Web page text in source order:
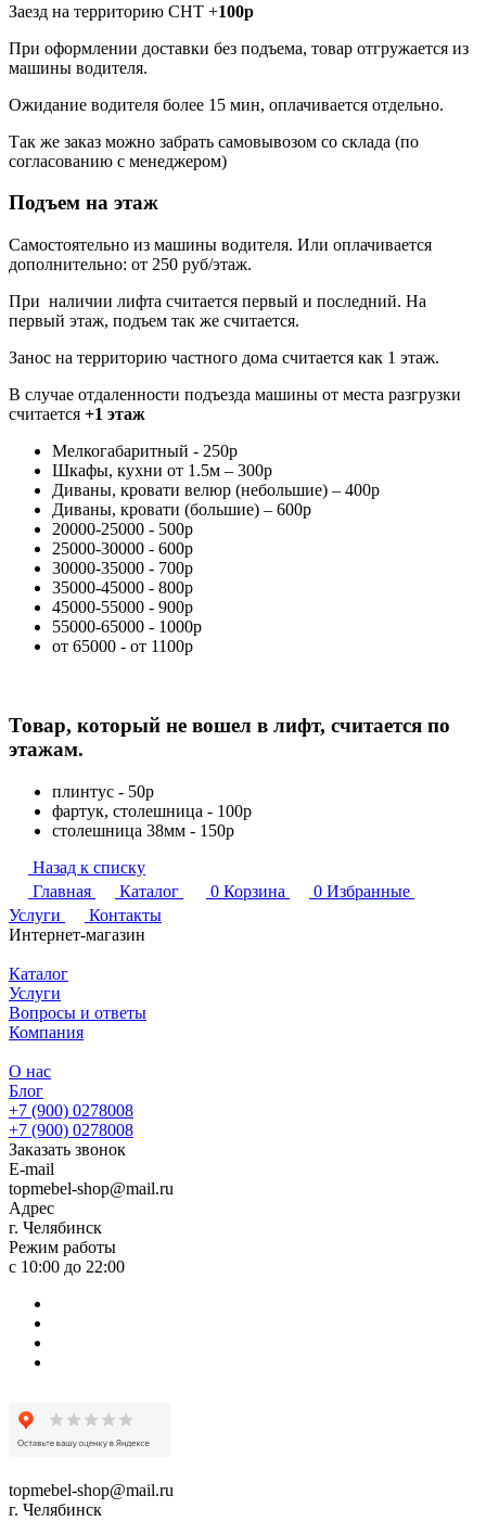
Заезд на территорию СНТ +100р
При оформлении доставки без подъема, товар отгружается из
машины водителя.
Ожидание водителя более 15 мин, оплачивается отдельно.
Так же заказ можно забрать самовывозом со склада (по
согласованию с менеджером)
Подъем на этаж
Самостоятельно из машины водителя. Или оплачивается
дополнительно: от 250 руб/этаж.
При наличии лифта считается первый и последний. На
первый этаж, подъем так же считается.
Занос на территорию частного дома считается как 1 этаж.
В случае отдаленности подъезда машины от места разгрузки
считается +1 этаж
Мелкогабаритный - 250р
Шкафы, кухни от 1.5м – 300р
Диваны, кровати велюр (небольшие) – 400р
Диваны, кровати (большие) – 600р
20000-25000 - 500р
25000-30000 - 600р
30000-35000 - 700р
35000-45000 - 800р
45000-55000 - 900р
55000-65000 - 1000р
от 65000 - от 1100р
Товар, который не вошел в лифт, считается по
этажам.
плинтус - 50р
фартук, столешница - 100р
столешница 38мм - 150р
Назад к списку
Главная
Каталог 0 Корзина 0 Избранные
Услуги
Контакты
Интернет-магазин
Каталог
Услуги
Вопросы и ответы
Компания
О нас
Блог
+7 (900) 0278008
+7 (900) 0278008
Заказать звонок
E-mail
topmebel-shop@mail.ru
Адрес
г. Челябинск
Режим работы
с 10:00 до 22:00
topmebel-shop@mail.ru
г. Челябинск